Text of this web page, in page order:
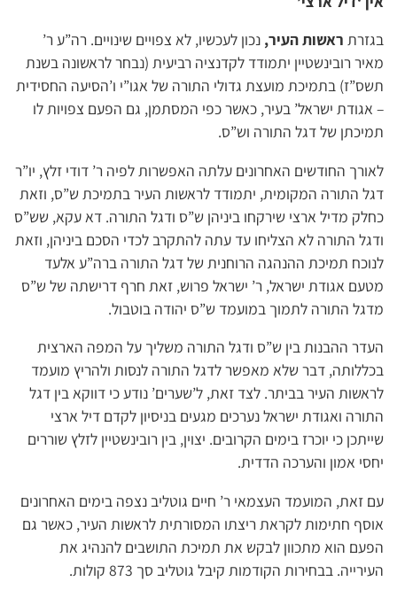
בגזרת ראשות העיר, נכון לעכשיו, לא צפויים שינויים. רה”ע ר’
מאיר רובינשטיין יתמודד לקדנציה רביעית (נבחר לראשונה בשנת
תשס”ז) בתמיכת מועצת גדולי התורה של אגו”י ו’הסיעה החסידית
– אגודת ישראל’ בעיר, כאשר כפי המסתמן, גם הפעם צפויות לו
תמיכתן של דגל התורה וש”ס.
לאורך החודשים האחרונים עלתה האפשרות לפיה ר’ דודי זלץ, יו”ר
דגל התורה המקומית, יתמודד לראשות העיר בתמיכת ש”ס, וזאת
כחלק מדיל ארצי שירקחו ביניהן ש”ס ודגל התורה. דא עקא, שש”ס
ודגל התורה לא הצליחו עד עתה להתקרב לכדי הסכם ביניהן, וזאת
לנוכח תמיכת ההנהגה הרוחנית של דגל התורה ברה”ע אלעד
מטעם אגודת ישראל, ר’ ישראל פרוש, זאת חרף דרישתה של ש”ס
מדגל התורה לתמוך במועמד ש”ס יהודה בוטבול.
העדר ההבנות בין ש”ס ודגל התורה משליך על המפה הארצית
בכללותה, דבר שלא מאפשר לדגל התורה לנסות ולהריץ מועמד
לראשות העיר בביתר. לצד זאת, ל’שערים’ נודע כי דווקא בין דגל
התורה ואגודת ישראל נערכים מגעים בניסיון לקדם דיל ארצי
שייתכן כי יוכרז בימים הקרובים. יצוין, בין רובינשטיין לזלץ שוררים
יחסי אמון והערכה הדדית.
עם זאת, המועמד העצמאי ר’ חיים גוטליב נצפה בימים האחרונים
אוסף חתימות לקראת ריצתו המסורתית לראשות העיר, כאשר גם
הפעם הוא מתכוון לבקש את תמיכת התושבים להנהיג את
העירייה. בבחירות הקודמות קיבל גוטליב סך 873 קולות.